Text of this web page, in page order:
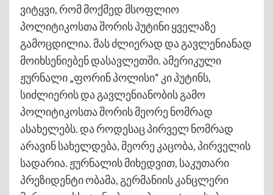
ვიტყვი, რომ მოქმედ მსოფლიო
პოლიტიკოსთა შორის პუტინი ყველაზე
გამოცდილია. მას ძლიერად და გავლენიანად
მოიხსენიებენ დასავლეთში. ამერიკული
ჟურნალი „ფორინ პოლისი“ კი პუტინს,
სიძლიერის და გავლენიანობის გამო
პოლიტიკოსთა შორის მეორე ნომრად
ასახელებს. და როდესაც პირველ ნომრად
არავინ სახელდება, მეორე კაცობა, პირველის
სადარია. ჟურნალის მიხედვით, საკუთარი
პრეზიდენტი ობამა, გერმანიის კანცლერი